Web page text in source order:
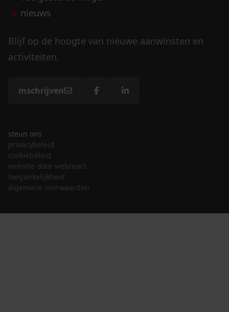
nieuws
Blijf op de hoogte van nieuwe aanwinsten en
activiteiten.
inschrijven
steun ons
privacybeleid
cookiebeleid
website door webreact
toegankelijkheid
algemene voorwaarden